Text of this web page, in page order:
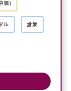
級)
ル 営業